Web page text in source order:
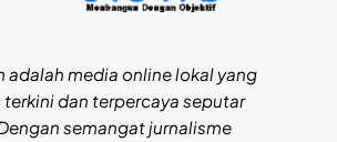
adalah media online lokal yang
dan terpercaya seputar
semangat jurnalisme